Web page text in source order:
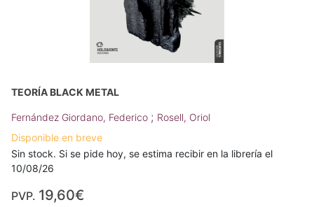
TEORÍA BLACK METAL
Fernández Giordano, Federico ; Rosell, Oriol
Disponible en breve
Sin stock. Si se pide hoy, se estima recibir en la librería el
10/08/26
PVP. 19,60€